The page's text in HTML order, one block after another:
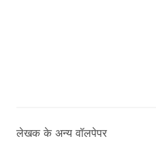
लेखक के अन्य वॉलपेपर